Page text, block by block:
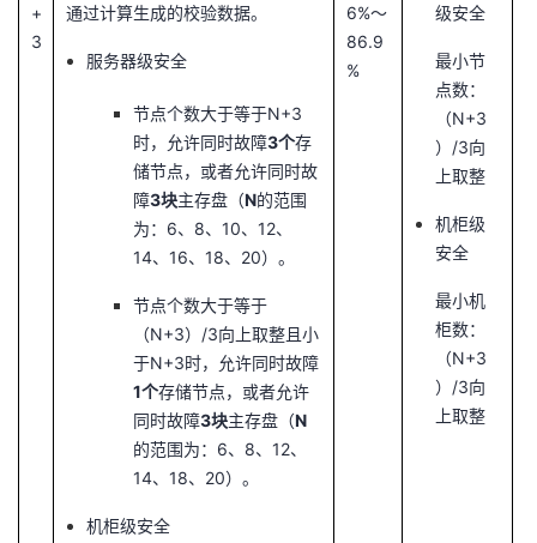
+
3
通过计算生成的校验数据。
服务器级安全
节点个数大于等于N+3
时，允许同时故障3个存
储节点，或者允许同时故
障3块主存盘（N的范围
为：6、8、10、12、
14、16、18、20）。
节点个数大于等于
（N+3）/3向上取整且小
于N+3时，允许同时故障
1个存储节点，或者允许
同时故障3块主存盘（N
的范围为：6、8、12、
14、18、20）。
机柜级安全
6%～
86.9
%
级安全
最小节
点数：
（N+3
）/3向
上取整
机柜级
安全
最小机
柜数：
（N+3
）/3向
上取整